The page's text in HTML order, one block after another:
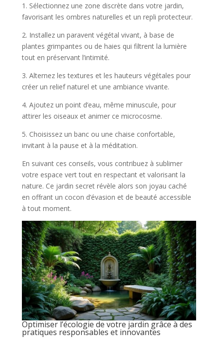
1. Sélectionnez une zone discrète dans votre jardin,
favorisant les ombres naturelles et un repli protecteur.
2. Installez un paravent végétal vivant, à base de
plantes grimpantes ou de haies qui filtrent la lumière
tout en préservant l’intimité.
3. Alternez les textures et les hauteurs végétales pour
créer un relief naturel et une ambiance vivante.
4. Ajoutez un point d’eau, même minuscule, pour
attirer les oiseaux et animer ce microcosme.
5. Choisissez un banc ou une chaise confortable,
invitant à la pause et à la méditation.
En suivant ces conseils, vous contribuez à sublimer
votre espace vert tout en respectant et valorisant la
nature. Ce jardin secret révèle alors son joyau caché
en offrant un cocon d’évasion et de beauté accessible
à tout moment.
Optimiser l’écologie de votre jardin grâce à des
pratiques responsables et innovantes